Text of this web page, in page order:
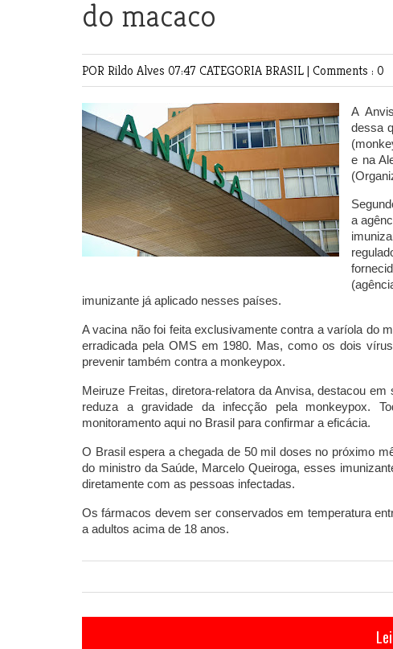
do macaco
POR Rildo Alves 07:47 CATEGORIABRASIL| Comments : 0
A
dessa
e na
a
imunizante já aplicado nesses países.
A vacina não foi feita exclusivamente contra a varíola do
erradicada pela OMS em 1980. Mas, como os dois
prevenir também contra a monkeypox.
Meiruze Freitas, diretora-relatora da Anvisa, destacou
reduza a gravidade da infecção pela monkeypox.
monitoramento aqui no Brasil para confirmar a eficácia.
O Brasil espera a chegada de 50 mil doses no próximo
do ministro da Saúde, Marcelo Queiroga, esses
diretamente com as pessoas infectadas.
Os fármacos devem ser conservados em temperatura
a adultos acima de 18 anos.